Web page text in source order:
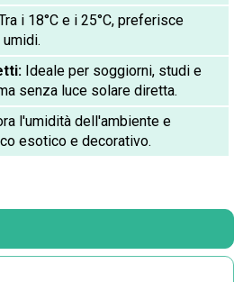
i 18°C e i 25°C, preferisce
Ideale per soggiorni, studi e
senza luce solare diretta.
l'umidità dell'ambiente e
esotico e decorativo.